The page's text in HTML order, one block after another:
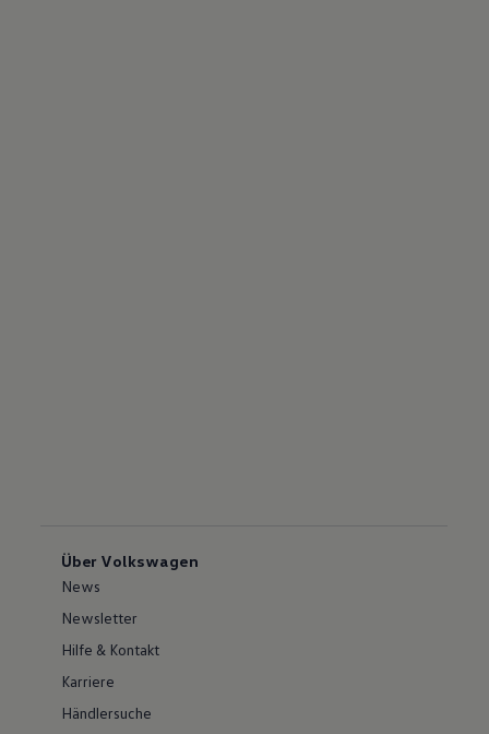
Über Volkswagen
News
Newsletter
Hilfe & Kontakt
Karriere
Händlersuche